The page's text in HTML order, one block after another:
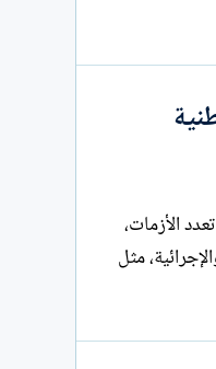
الأزمات،
مثل